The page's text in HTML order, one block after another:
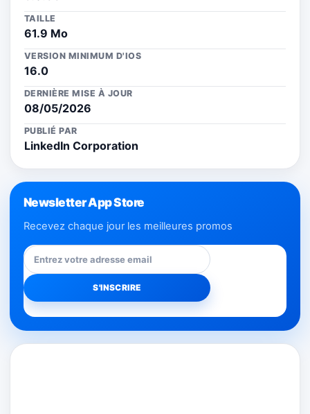
TAILLE
61.9 Mo
VERSION MINIMUM D'IOS
16.0
DERNIÈRE MISE À JOUR
08/05/2026
PUBLIÉ PAR
LinkedIn Corporation
Newsletter App Store
Recevez chaque jour les meilleures promos